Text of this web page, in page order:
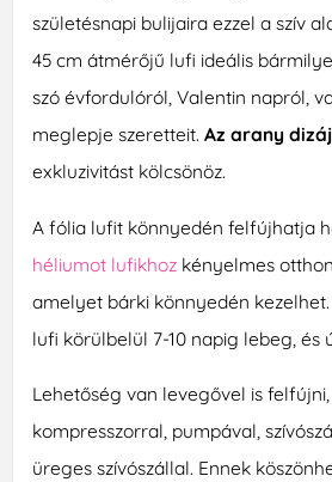
születésnapi bulijaira ezzel a szív
45 cm átmérőjű lufi ideális
szó évfordulóról, Valentin napról,
meglepje szeretteit. Az arany
exkluzivitást kölcsönöz.
A fólia lufit könnyedén felfújhatja
héliumot lufikhozkényelmes
amelyet bárki könnyedén
lufi körülbelül 7-10 napig lebeg, és
Lehetőség van levegővel is
kompresszorral, pumpával,
üreges szívószállal. Ennek